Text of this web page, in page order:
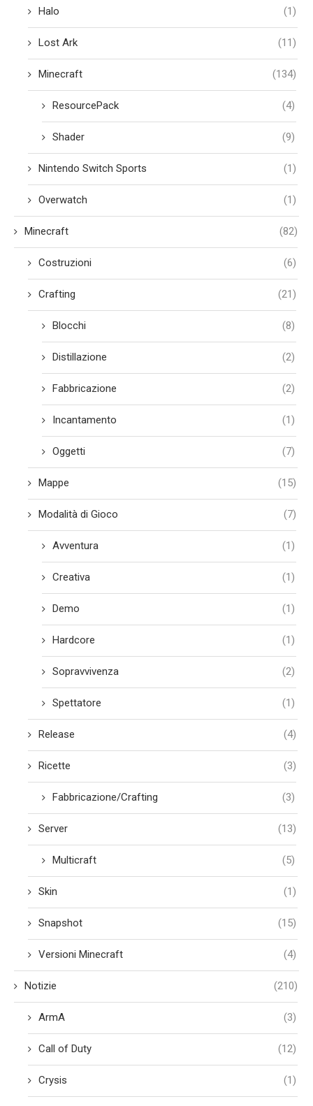
Halo (1)
Lost Ark (11)
Minecraft (134)
ResourcePack (4)
Shader (9)
Nintendo Switch Sports (1)
Overwatch (1)
Minecraft (82)
Costruzioni (6)
Crafting (21)
Blocchi (8)
Distillazione (2)
Fabbricazione (2)
Incantamento (1)
Oggetti (7)
Mappe (15)
Modalità di Gioco (7)
Avventura (1)
Creativa (1)
Demo (1)
Hardcore (1)
Sopravvivenza (2)
Spettatore (1)
Release (4)
Ricette (3)
Fabbricazione/Crafting (3)
Server (13)
Multicraft (5)
Skin (1)
Snapshot (15)
Versioni Minecraft (4)
Notizie (210)
ArmA (3)
Call of Duty (12)
Crysis (1)